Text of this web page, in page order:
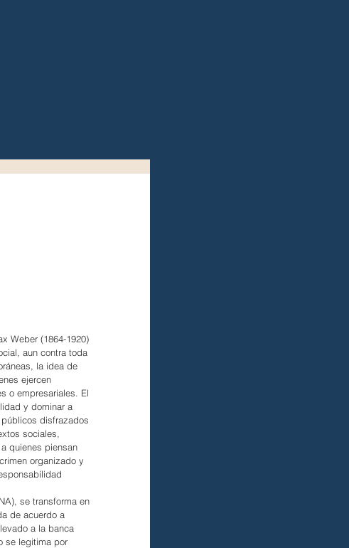
Weber (1864-1920)
aun contra toda
la idea de
ejercen
o empresariales. El
y dominar a
disfrazados
sociales,
quienes piensan
organizado y
se transforma en
de acuerdo a
a la banca
se legitima por